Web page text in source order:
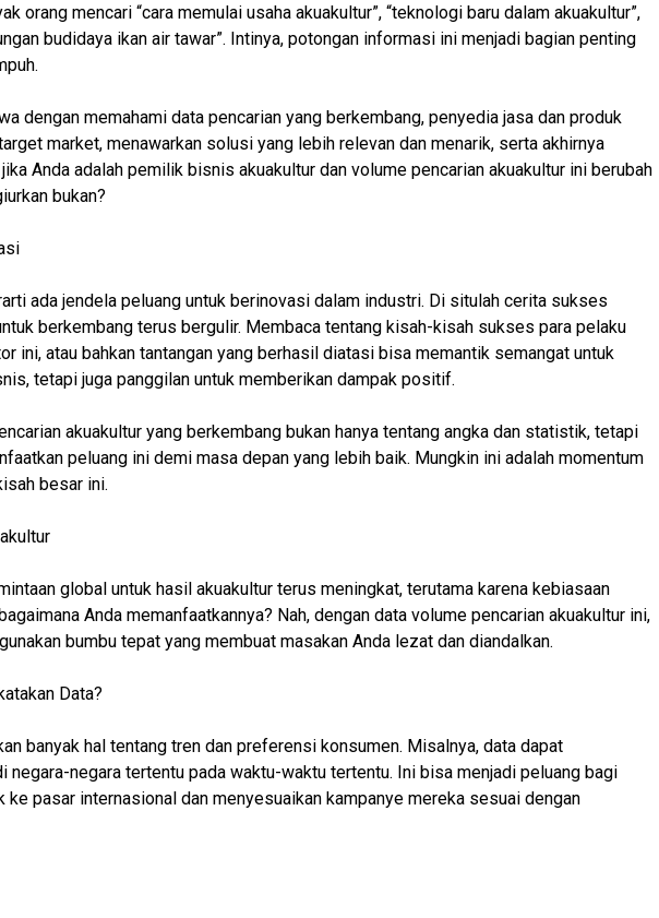
orang mencari “cara memulai usaha akuakultur”, “teknologi baru dalam akuakultur”,
budidaya ikan air tawar”. Intinya, potongan informasi ini menjadi bagian penting
dengan memahami data pencarian yang berkembang, penyedia jasa dan produk
market, menawarkan solusi yang lebih relevan dan menarik, serta akhirnya
Anda adalah pemilik bisnis akuakultur dan volume pencarian akuakultur ini berubah
bukan?
ada jendela peluang untuk berinovasi dalam industri. Di situlah cerita sukses
berkembang terus bergulir. Membaca tentang kisah-kisah sukses para pelaku
ini, atau bahkan tantangan yang berhasil diatasi bisa memantik semangat untuk
tetapi juga panggilan untuk memberikan dampak positif.
akuakultur yang berkembang bukan hanya tentang angka dan statistik, tetapi
peluang ini demi masa depan yang lebih baik. Mungkin ini adalah momentum
besar ini.
global untuk hasil akuakultur terus meningkat, terutama karena kebiasaan
Anda memanfaatkannya? Nah, dengan data volume pencarian akuakultur ini,
bumbu tepat yang membuat masakan Anda lezat dan diandalkan.
Data?
banyak hal tentang tren dan preferensi konsumen. Misalnya, data dapat
negara-negara tertentu pada waktu-waktu tertentu. Ini bisa menjadi peluang bagi
pasar internasional dan menyesuaikan kampanye mereka sesuai dengan